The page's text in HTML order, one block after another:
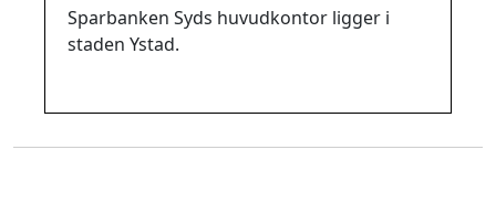
Sparbanken Syds huvudkontor ligger i
staden Ystad.